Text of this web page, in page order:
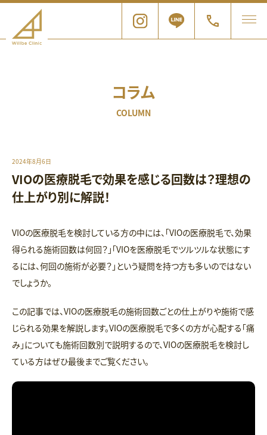
コラム
COLUMN
2024年8月6日
VIOの医療脱毛で効果を感じる回数は？理想の
仕上がり別に解説！
VIOの医療脱毛を検討している方の中には、「VIOの医療脱毛で、効果
得られる施術回数は何回？」「VIOを医療脱毛でツルツルな状態にす
るには、何回の施術が必要？」という疑問を持つ方も多いのではない
でしょうか。
この記事では、VIOの医療脱毛の施術回数ごとの仕上がりや施術で感
じられる効果を解説します。VIOの医療脱毛で多くの方が心配する「痛
み」についても施術回数別で説明するので、VIOの医療脱毛を検討し
ている方はぜひ最後までご覧ください。